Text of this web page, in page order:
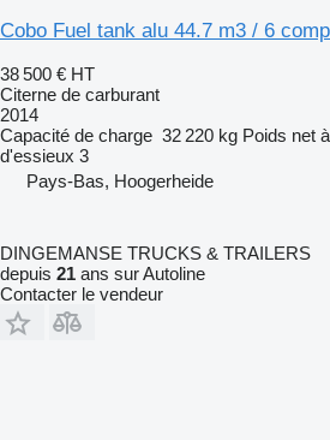
Cobo Fuel tank alu 44.7 m3 / 6
38 500 € HT
Citerne de carburant
2014
Capacité de charge 32 220 kg Poids net
d'essieux 3
Pays-Bas, Hoogerheide
DINGEMANSE TRUCKS & TRAILERS
depuis 21 ans sur Autoline
Contacter le vendeur